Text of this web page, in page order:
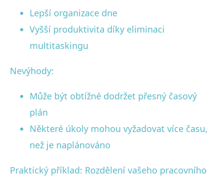
Lepší organizace dne
Vyšší produktivita díky eliminaci
multitaskingu
Nevýhody:
Může být obtížné dodržet přesný časový
plán
Některé úkoly mohou vyžadovat více času,
než je naplánováno
Praktický příklad: Rozdělení vašeho pracovního